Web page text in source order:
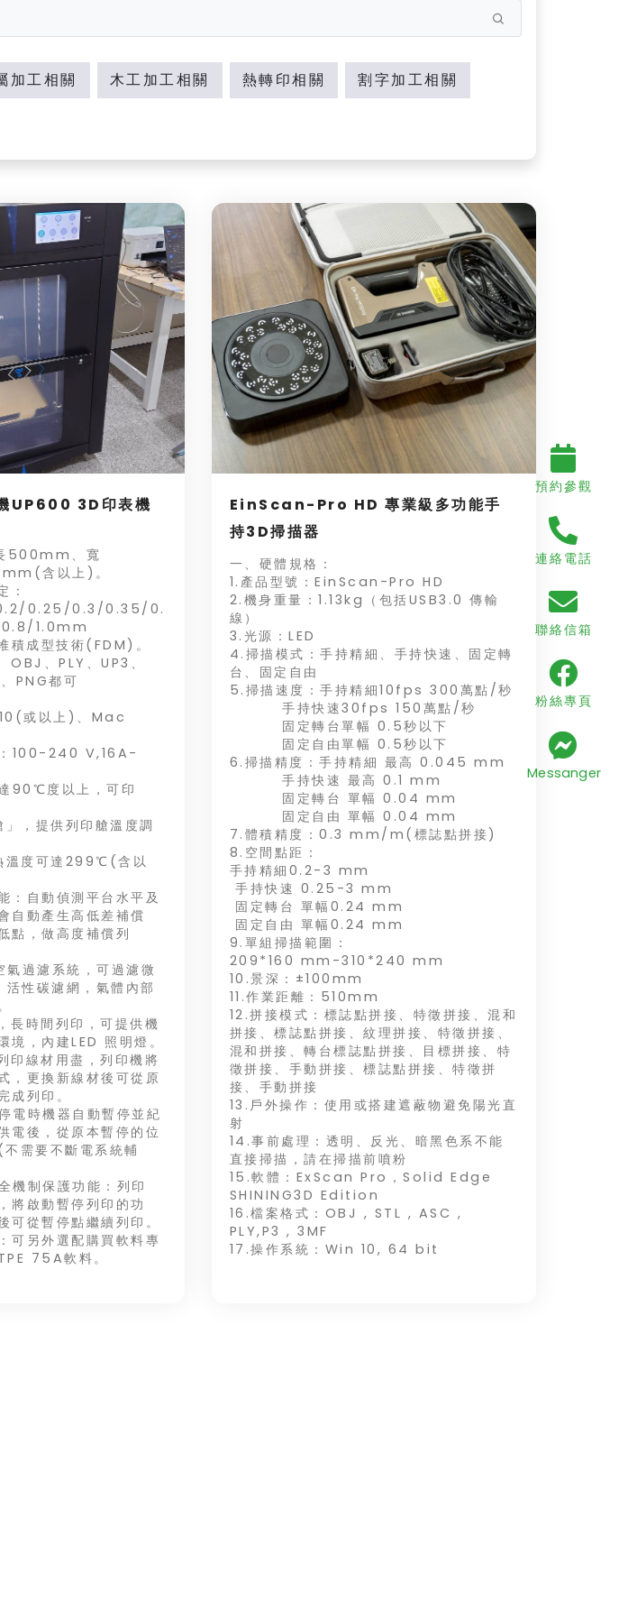
加工相關 木工加工相關 熱轉印相關 割字加工相關
UP600 3D印表機
500mm、寬
含以上)。
：
0.25/0.3/0.35/0.
1.0mm
積成型技術(FDM)。
OBJ、PLY、UP3、
PNG都可
或以上)、Mac
100-240 V,16A-
90℃度以上，可印
，提供列印艙溫度調
度可達299℃(含以
自動偵測平台水平及
自動產生高低差補償
點，做高度補償列
過濾系統，可過濾微
活性碳濾網，氣體內部
時間列印，可提供機
境，內建LED 照明燈。
線材用盡，列印機將
，更換新線材後可從原
成列印。
時機器自動暫停並紀
電後，從原本暫停的位
需要不斷電系統輔
制保護功能：列印
將啟動暫停列印的功
可從暫停點繼續列印。
另外選配購買軟料專
75A軟料。
EinScan-Pro HD 專業級多功能手
持3D掃描器
一、硬體規格：
1.產品型號：EinScan-Pro HD
2.機身重量：1.13kg（包括USB3.0 傳輸
線）
3.光源：LED
4.掃描模式：手持精細、手持快速、固定轉
台、固定自由
5.掃描速度：手持精細10fps 300萬點/秒
手持快速30fps 150萬點/秒
固定轉台單幅 0.5秒以下
固定自由單幅 0.5秒以下
6.掃描精度：手持精細 最高 0.045 mm
手持快速 最高 0.1 mm
固定轉台 單幅 0.04 mm
固定自由 單幅 0.04 mm
7.體積精度：0.3 mm/m(標誌點拼接)
8.空間點距：
手持精細0.2-3 mm
手持快速 0.25-3 mm
固定轉台 單幅0.24 mm
固定自由 單幅0.24 mm
9.單組掃描範圍：
209*160 mm-310*240 mm
10.景深：±100mm
11.作業距離：510mm
12.拼接模式：標誌點拼接、特徵拼接、混和
拼接、標誌點拼接、紋理拼接、特徵拼接、
混和拼接、轉台標誌點拼接、目標拼接、特
徵拼接、手動拼接、標誌點拼接、特徵拼
接、手動拼接
13.戶外操作：使用或搭建遮蔽物避免陽光直
射
14.事前處理：透明、反光、暗黑色系不能
直接掃描，請在掃描前噴粉
15.軟體：ExScan Pro，Solid Edge
SHINING3D Edition
16.檔案格式：OBJ , STL , ASC ,
PLY,P3 , 3MF
17.操作系統：Win 10, 64 bit
預約參觀
連絡電話
聯絡信箱
粉絲專頁
Messanger